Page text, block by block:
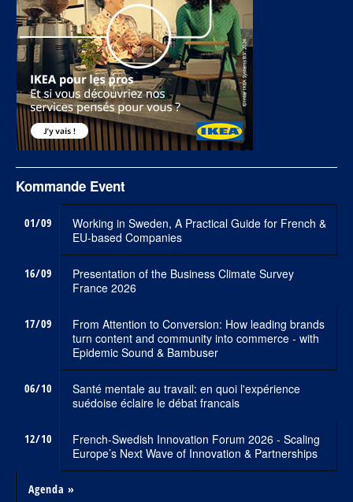
Kommande Event
01/09
Working in Sweden, A Practical Guide for French &
EU-based Companies
16/09
Presentation of the Business Climate Survey
France 2026
17/09
From Attention to Conversion: How leading brands
turn content and community into commerce - with
Epidemic Sound & Bambuser
06/10
Santé mentale au travail: en quoi l'expérience
suédoise éclaire le débat francais
12/10
French-Swedish Innovation Forum 2026 - Scaling
Europe’s Next Wave of Innovation & Partnerships
Agenda »